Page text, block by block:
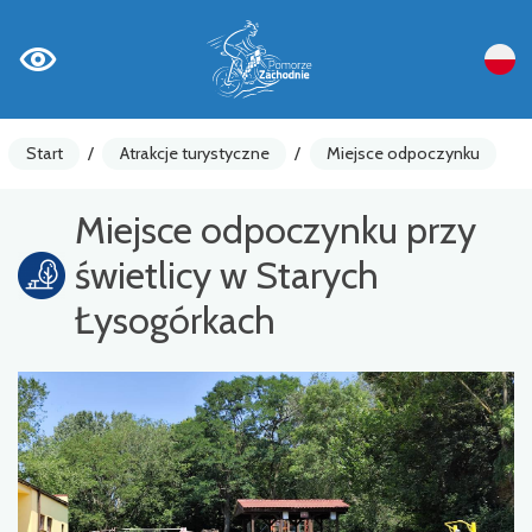
Start / Atrakcje turystyczne / Miejsce odpoczynku
Miejsce odpoczynku przy
świetlicy w Starych
Łysogórkach